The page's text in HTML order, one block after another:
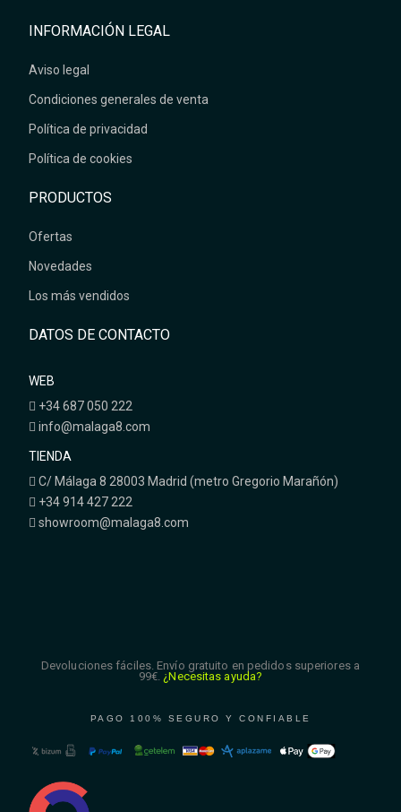
INFORMACIÓN LEGAL
Aviso legal
Condiciones generales de venta
Política de privacidad
Política de cookies
PRODUCTOS
Ofertas
Novedades
Los más vendidos
DATOS DE CONTACTO
WEB
+34 687 050 222
info@malaga8.com
TIENDA
C/ Málaga 8 28003 Madrid (metro Gregorio Marañón)
+34 914 427 222
showroom@malaga8.com
Devoluciones fáciles. Envío gratuito en pedidos superiores a
99€. ¿Necesitas ayuda?
PAGO 100% SEGURO Y CONFIABLE